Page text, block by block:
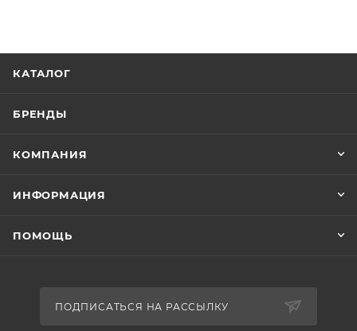
КАТАЛОГ
БРЕНДЫ
КОМПАНИЯ
ИНФОРМАЦИЯ
ПОМОЩЬ
ПОДПИСАТЬСЯ НА РАССЫЛКУ